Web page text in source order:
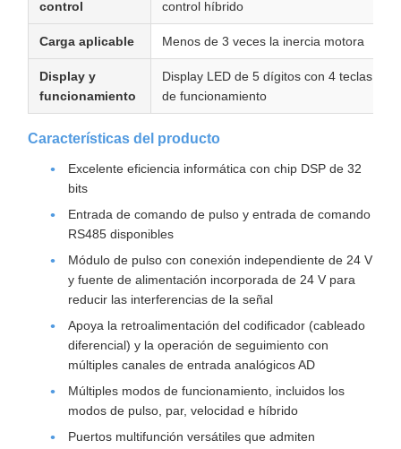
control
control híbrido
Carga aplicable Menos de 3 veces la inercia motora
Display y
funcionamiento
Display LED de 5 dígitos con 4 teclas
de funcionamiento
Características del producto
Excelente eficiencia informática con chip DSP de 32
bits
Entrada de comando de pulso y entrada de comando
RS485 disponibles
Módulo de pulso con conexión independiente de 24 V
y fuente de alimentación incorporada de 24 V para
reducir las interferencias de la señal
Apoya la retroalimentación del codificador (cableado
diferencial) y la operación de seguimiento con
múltiples canales de entrada analógicos AD
Múltiples modos de funcionamiento, incluidos los
modos de pulso, par, velocidad e híbrido
Puertos multifunción versátiles que admiten